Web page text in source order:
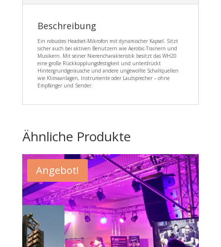
Beschreibung
Ein robustes Headset-Mikrofon mit dynamischer Kapsel. Sitzt
sicher auch bei aktiven Benutzern wie Aerobic-Trainern und
Musikern. Mit seiner Nierencharakteristik besitzt das WH20
eine große Rückkopplungsfestigkeit und unterdrückt
Hintergrundgeräusche und andere ungewollte Schallquellen
wie Klimaanlagen, Instrumente oder Lautsprecher – ohne
Empfänger und Sender.
Ähnliche Produkte
Angebot!